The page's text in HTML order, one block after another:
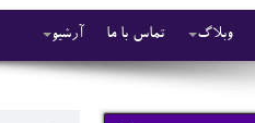
آرشیو تماس با ما وبلاگ